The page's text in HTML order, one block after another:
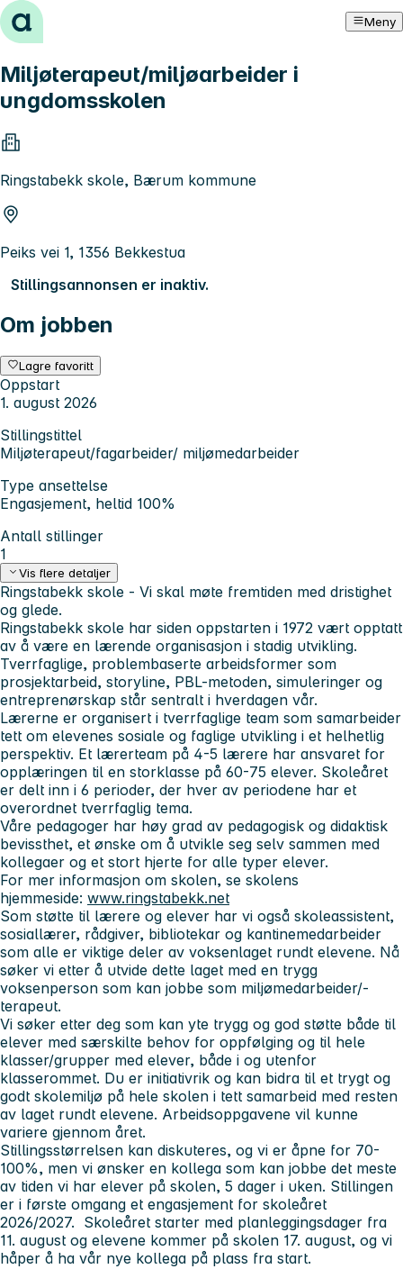
Hopp til innhold Meny
Miljøterapeut/miljøarbeider i
ungdomsskolen
Ringstabekk skole, Bærum kommune
Peiks vei 1, 1356 Bekkestua
Stillingsannonsen er inaktiv.
Om jobben
Lagre favoritt
Oppstart
1. august 2026
Stillingstittel
Miljøterapeut/fagarbeider/ miljømedarbeider
Type ansettelse
Engasjement, heltid 100%
Antall stillinger
1
Vis flere detaljer
Ringstabekk skole - Vi skal møte fremtiden med dristighet
og glede.
Ringstabekk skole har siden oppstarten i 1972 vært opptatt
av å være en lærende organisasjon i stadig utvikling.
Tverrfaglige, problembaserte arbeidsformer som
prosjektarbeid, storyline, PBL-metoden, simuleringer og
entreprenørskap står sentralt i hverdagen vår.
Lærerne er organisert i tverrfaglige team som samarbeider
tett om elevenes sosiale og faglige utvikling i et helhetlig
perspektiv. Et lærerteam på 4-5 lærere har ansvaret for
opplæringen til en storklasse på 60-75 elever. Skoleåret
er delt inn i 6 perioder, der hver av periodene har et
overordnet tverrfaglig tema.
Våre pedagoger har høy grad av pedagogisk og didaktisk
bevissthet, et ønske om å utvikle seg selv sammen med
kollegaer og et stort hjerte for alle typer elever.
For mer informasjon om skolen, se skolens
hjemmeside: www.ringstabekk.net
Som støtte til lærere og elever har vi også skoleassistent,
sosiallærer, rådgiver, bibliotekar og kantinemedarbeider
som alle er viktige deler av voksenlaget rundt elevene. Nå
søker vi etter å utvide dette laget med en trygg
voksenperson som kan jobbe som miljømedarbeider/-
terapeut.
Vi søker etter deg som kan yte trygg og god støtte både til
elever med særskilte behov for oppfølging og til hele
klasser/grupper med elever, både i og utenfor
klasserommet. Du er initiativrik og kan bidra til et trygt og
godt skolemiljø på hele skolen i tett samarbeid med resten
av laget rundt elevene. Arbeidsoppgavene vil kunne
variere gjennom året.
Stillingsstørrelsen kan diskuteres, og vi er åpne for 70-
100%, men vi ønsker en kollega som kan jobbe det meste
av tiden vi har elever på skolen, 5 dager i uken. Stillingen
er i første omgang et engasjement for skoleåret
2026/2027. Skoleåret starter med planleggingsdager fra
11. august og elevene kommer på skolen 17. august, og vi
håper å ha vår nye kollega på plass fra start.